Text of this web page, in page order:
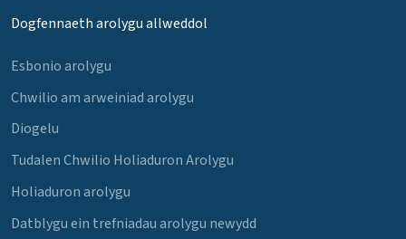
Dogfennaeth arolygu allweddol
Esbonio arolygu
Chwilio am arweiniad arolygu
Diogelu
Tudalen Chwilio Holiaduron Arolygu
Holiaduron arolygu
Datblygu ein trefniadau arolygu newydd